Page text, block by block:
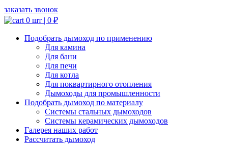
заказать звонок
0 шт | 0 ₽
Подобрать дымоход по применению
Для камина
Для бани
Для печи
Для котла
Для поквартирного отопления
Дымоходы для промышленности
Подобрать дымоход по материалу
Системы стальных дымоходов
Системы керамических дымоходов
Галерея наших работ
Рассчитать дымоход